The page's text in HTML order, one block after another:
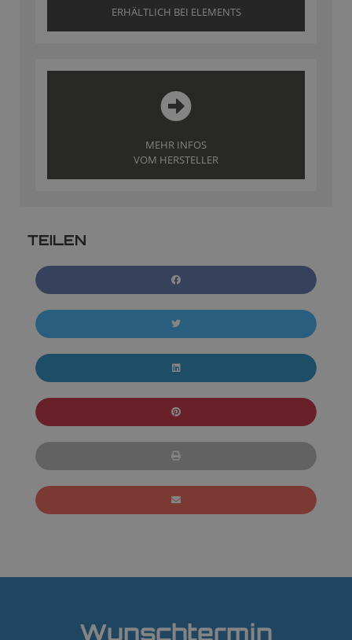
ERHÄLTLICH BEI ELEMENTS
MEHR INFOS
VOM HERSTELLER
TEILEN
Wunschtermin